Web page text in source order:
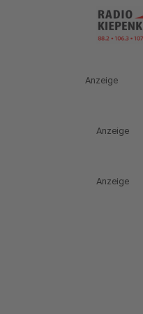
Anzeige
Anzeige
Anzeige